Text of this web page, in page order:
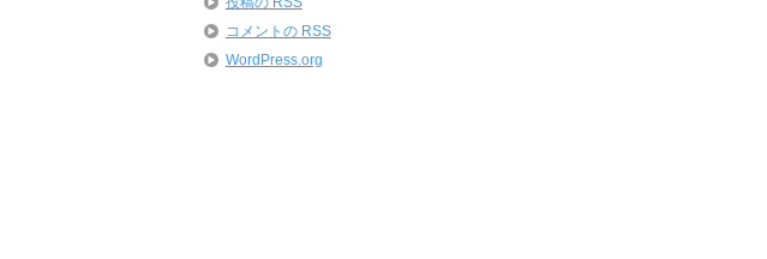
コメントの RSS
WordPress.org